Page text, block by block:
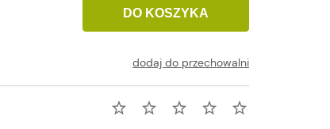
DO KOSZYKA
dodaj do przechowalni